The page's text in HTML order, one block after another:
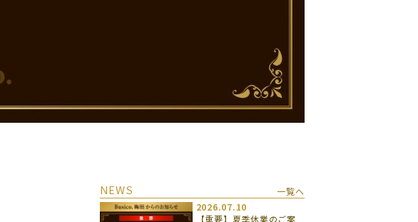
NEWS
一覧へ
2026.07.10
【重要】夏季休業のご案